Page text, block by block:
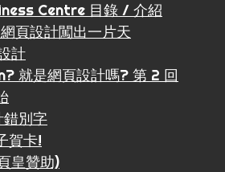
Centre 目錄 / 介紹
頁設計闖出一片天
計
就是網頁設計嗎? 第 2 回
錯別字
賀卡!
皇贊助)